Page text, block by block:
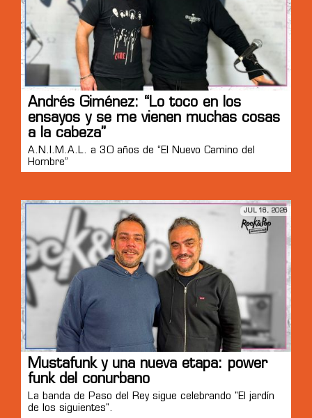
Andrés Giménez: “Lo toco en los
ensayos y se me vienen muchas cosas
a la cabeza”
A.N.I.M.A.L. a 30 años de “El Nuevo Camino del
Hombre”
JUL 16, 2026
Mustafunk y una nueva etapa: power
funk del conurbano
La banda de Paso del Rey sigue celebrando "El jardín
de los siguientes".